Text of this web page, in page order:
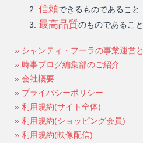
信頼できるものであること
最高品質のものであること
» シャンティ・フーラの事業運営
» 時事ブログ編集部のご紹介
» 会社概要
» プライバシーポリシー
» 利用規約(サイト全体)
» 利用規約(ショッピング会員)
» 利用規約(映像配信)